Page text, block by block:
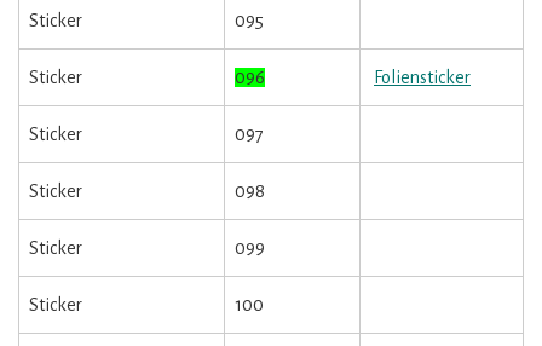
Sticker 095
Sticker 096 Foliensticker
Sticker 097
Sticker 098
Sticker 099
Sticker 100